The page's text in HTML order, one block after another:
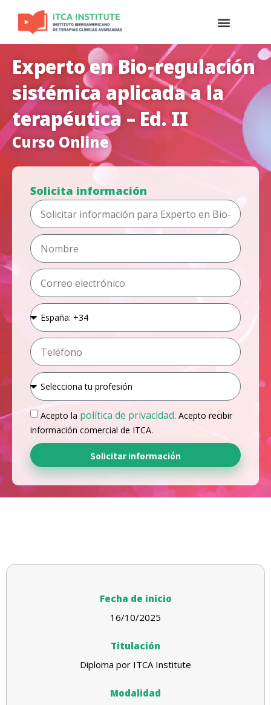
Experto en Bio-regulación
sistémica aplicada a la
terapéutica – Ed. II
Curso Online
Solicita información
Acepto la política de privacidad. Acepto recibir
información comercial de ITCA.
Solicitar información
Fecha de inicio
16/10/2025
Titulación
Diploma por ITCA Institute
Modalidad